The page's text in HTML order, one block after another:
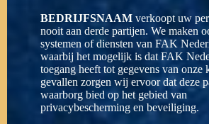
BEDRIJFSNAAMverkoopt uw
nooit aan derde partijen. We maken
systemen of diensten van FAK
waarbij het mogelijk is dat FAK
toegang heeft tot gegevens van onze
gevallen zorgen wij ervoor dat deze
waarborg bied op het gebied van
privacybescherming en beveiliging.